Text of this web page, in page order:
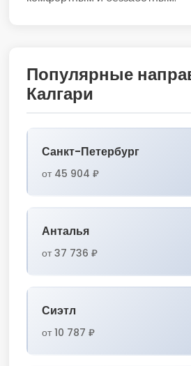
Популярные
Калгари
Санкт-Петербург
от 45 904 ₽
Анталья
от 37 736 ₽
Сиэтл
от 10 787 ₽